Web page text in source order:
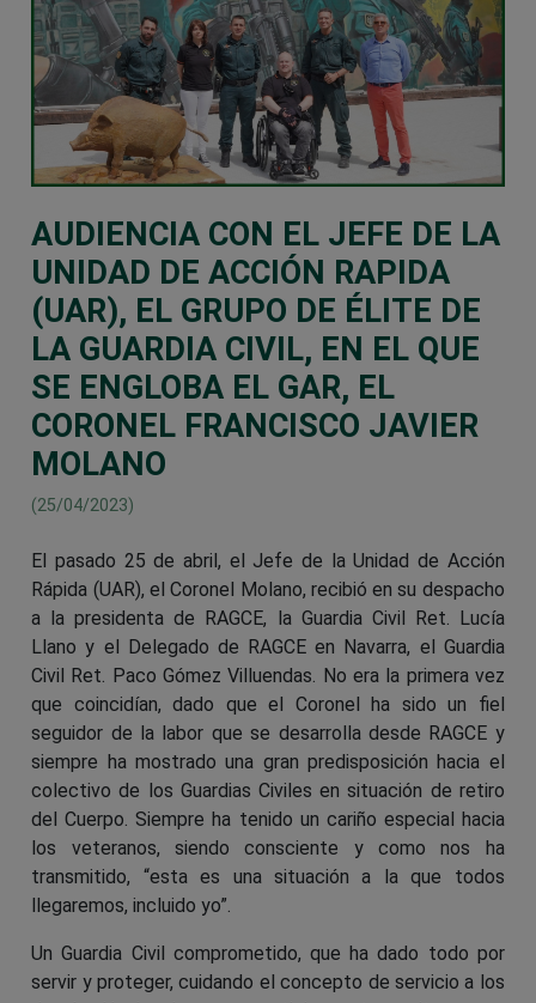
AUDIENCIA CON EL JEFE DE LA
UNIDAD DE ACCIÓN RAPIDA
(UAR), EL GRUPO DE ÉLITE DE
LA GUARDIA CIVIL, EN EL QUE
SE ENGLOBA EL GAR, EL
CORONEL FRANCISCO JAVIER
MOLANO
(25/04/2023)
El pasado 25 de abril, el Jefe de la Unidad de Acción
Rápida (UAR), el Coronel Molano, recibió en su despacho
a la presidenta de RAGCE, la Guardia Civil Ret. Lucía
Llano y el Delegado de RAGCE en Navarra, el Guardia
Civil Ret. Paco Gómez Villuendas. No era la primera vez
que coincidían, dado que el Coronel ha sido un fiel
seguidor de la labor que se desarrolla desde RAGCE y
siempre ha mostrado una gran predisposición hacia el
colectivo de los Guardias Civiles en situación de retiro
del Cuerpo. Siempre ha tenido un cariño especial hacia
los veteranos, siendo consciente y como nos ha
transmitido, “esta es una situación a la que todos
llegaremos, incluido yo”.
Un Guardia Civil comprometido, que ha dado todo por
servir y proteger, cuidando el concepto de servicio a los